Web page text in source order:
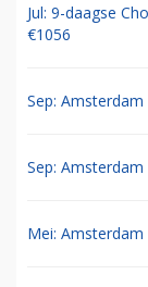
Jul: 9-daagse
€1056
Sep:
Sep:
Mei: